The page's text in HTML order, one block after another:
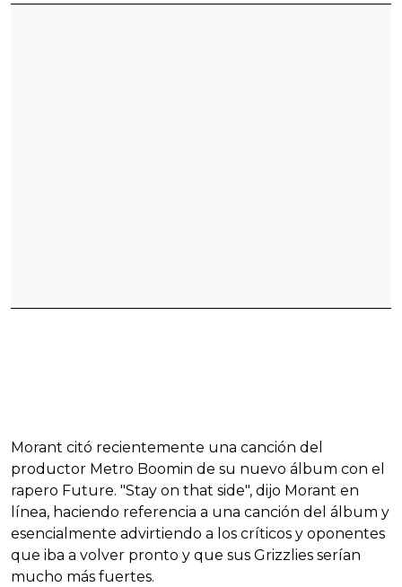
Morant citó recientemente una canción del
productor Metro Boomin de su nuevo álbum con el
rapero Future. "Stay on that side", dijo Morant en
línea, haciendo referencia a una canción del álbum y
esencialmente advirtiendo a los críticos y oponentes
que iba a volver pronto y que sus Grizzlies serían
mucho más fuertes.